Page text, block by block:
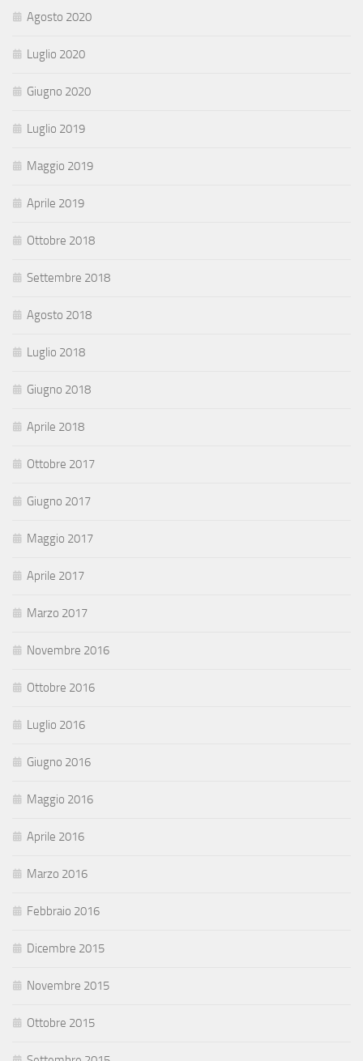
Agosto 2020
Luglio 2020
Giugno 2020
Luglio 2019
Maggio 2019
Aprile 2019
Ottobre 2018
Settembre 2018
Agosto 2018
Luglio 2018
Giugno 2018
Aprile 2018
Ottobre 2017
Giugno 2017
Maggio 2017
Aprile 2017
Marzo 2017
Novembre 2016
Ottobre 2016
Luglio 2016
Giugno 2016
Maggio 2016
Aprile 2016
Marzo 2016
Febbraio 2016
Dicembre 2015
Novembre 2015
Ottobre 2015